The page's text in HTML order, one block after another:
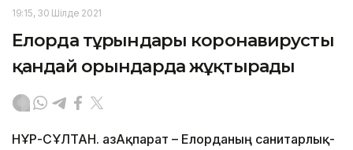
19:15, 30 Шілде 2021
Елорда тұрғындары коронавирусты
қандай орындарда жұқтырады
НҰР-СҰЛТАН. ҚазАқпарат – Елорданың санитарлық-